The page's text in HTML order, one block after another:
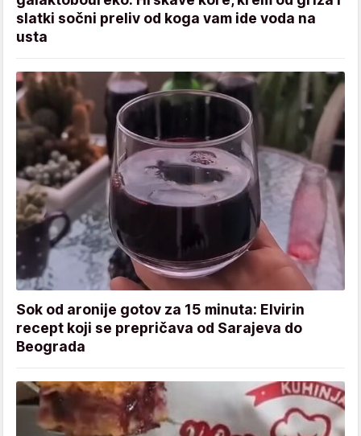
slatki sočni preliv od koga vam ide voda na
usta
Sok od aronije gotov za 15 minuta: Elvirin
recept koji se prepričava od Sarajeva do
Beograda